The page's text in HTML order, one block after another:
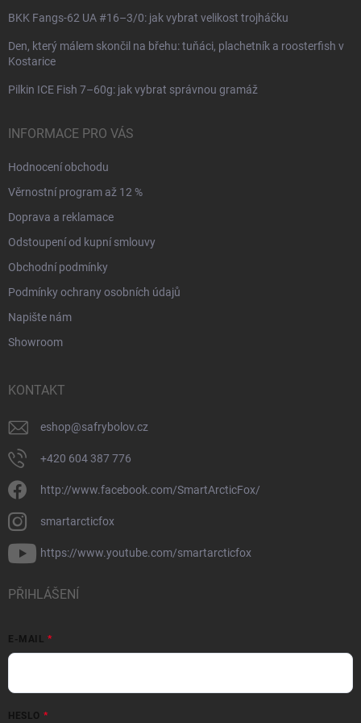
BKK Fangs-62 UA #16–3/0: jak vybrat velikost trojháčku
Den, který málem skončil na břehu: tuňáci, plachetník a roosterfish v
Kostarice
Pilkin ICE Fish 7–60g: jak vybrat správnou gramáž
INFORMACE PRO VÁS
Hodnocení obchodu
Věrnostní program až 12 %
Doprava a reklamace
Odstoupení od kupní smlouvy
Obchodní podmínky
Podmínky ochrany osobních údajů
Napište nám
Showroom
KONTAKT
eshop@safrybolov.cz
+420 604 387 776
http://www.facebook.com/SmartArcticFox/
smartarcticfox
https://www.youtube.com/smartarcticfox
PŘIHLÁŠENÍ
E-MAIL
HESLO